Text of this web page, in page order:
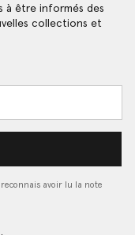
à être informés des
collections et
avoir lu la note